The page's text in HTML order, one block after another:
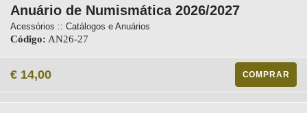
Anuário de Numismática 2026/2027
Acessórios :: Catálogos e Anuários
Código: AN26-27
€ 14,00 COMPRAR